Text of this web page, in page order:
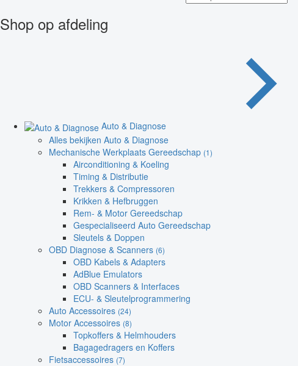
Shop op afdeling
Auto & Diagnose
Alles bekijken Auto & Diagnose
Mechanische Werkplaats Gereedschap (1)
Airconditioning & Koeling
Timing & Distributie
Trekkers & Compressoren
Krikken & Hefbruggen
Rem- & Motor Gereedschap
Gespecialiseerd Auto Gereedschap
Sleutels & Doppen
OBD Diagnose & Scanners (6)
OBD Kabels & Adapters
AdBlue Emulators
OBD Scanners & Interfaces
ECU- & Sleutelprogrammering
Auto Accessoires (24)
Motor Accessoires (8)
Topkoffers & Helmhouders
Bagagedragers en Koffers
Fietsaccessoires (7)